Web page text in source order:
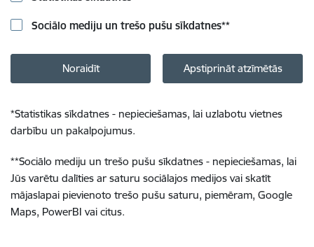
Sociālo mediju un trešo pušu sīkdatnes**
Noraidīt Apstiprināt atzīmētās
*Statistikas sīkdatnes - nepieciešamas, lai uzlabotu vietnes
darbību un pakalpojumus.
**Sociālo mediju un trešo pušu sīkdatnes - nepieciešamas, lai
Jūs varētu dalīties ar saturu sociālajos medijos vai skatīt
mājaslapai pievienoto trešo pušu saturu, piemēram, Google
Maps, PowerBI vai citus.